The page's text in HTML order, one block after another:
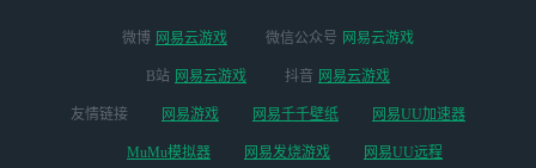
微博 网易云游戏 微信公众号 网易云游戏
B站 网易云游戏 抖音 网易云游戏
友情链接 网易游戏 网易千千壁纸 网易UU加速器
MuMu模拟器 网易发烧游戏 网易UU远程